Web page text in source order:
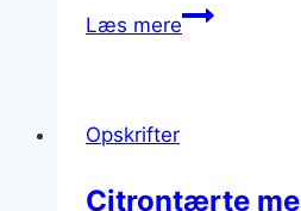
Læs mereCitrontærte
Opskrifter
Citrontærte